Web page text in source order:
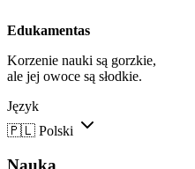
Edukamentas
Korzenie nauki są gorzkie,
ale jej owoce są słodkie.
Język
🇵🇱 Polski
Nauka